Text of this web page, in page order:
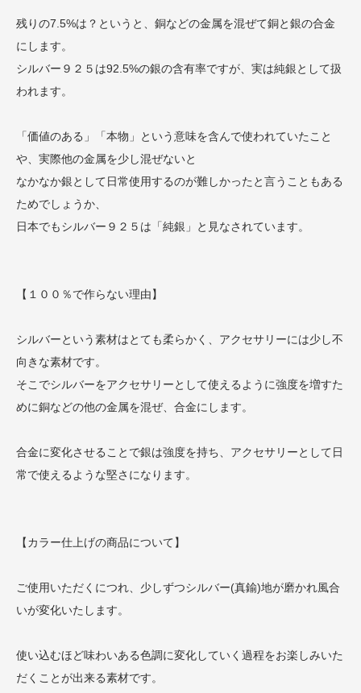
残りの7.5%は？というと、銅などの金属を混ぜて銅と銀の合金
にします。
シルバー９２５は92.5%の銀の含有率ですが、実は純銀として扱
われます。
「価値のある」「本物」という意味を含んで使われていたこと
や、実際他の金属を少し混ぜないと
なかなか銀として日常使用するのが難しかったと言うこともある
ためでしょうか、
日本でもシルバー９２５は「純銀」と見なされています。
【１００％で作らない理由】
シルバーという素材はとても柔らかく、アクセサリーには少し不
向きな素材です。
そこでシルバーをアクセサリーとして使えるように強度を増すた
めに銅などの他の金属を混ぜ、合金にします。
合金に変化させることで銀は強度を持ち、アクセサリーとして日
常で使えるような堅さになります。
【カラー仕上げの商品について】
ご使用いただくにつれ、少しずつシルバー(真鍮)地が磨かれ風合
いが変化いたします。
使い込むほど味わいある色調に変化していく過程をお楽しみいた
だくことが出来る素材です。